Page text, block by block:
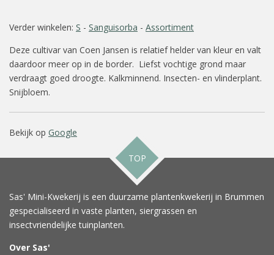
Verder winkelen: S - Sanguisorba - Assortiment
Deze cultivar van Coen Jansen is relatief helder van kleur en valt
daardoor meer op in de border. Liefst vochtige grond maar
verdraagt goed droogte. Kalkminnend. Insecten- en vlinderplant.
Snijbloem.
Bekijk op Google
TOP
Sas' Mini-Kwekerij is een duurzame plantenkwekerij in Brummen
gespecialiseerd in vaste planten, siergrassen en
insectvriendelijke tuinplanten.
Over Sas'